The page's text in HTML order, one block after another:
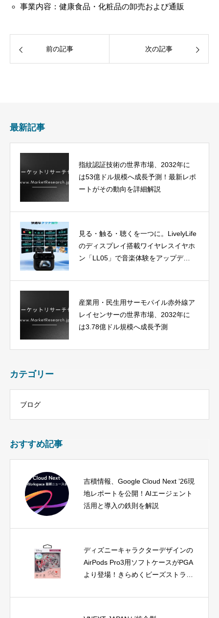
事業内容：健康食品・化粧品の卸売および通販
前の記事 次の記事
最新記事
指紋認証技術の世界市場、2032年に
は53億ドル規模へ成長予測！最新レポ
ートがその動向を詳細解説
見る・触る・聴くを一つに。LivelyLife
のディスプレイ搭載ワイヤレスイヤホ
ン「LL05」で音楽体験をアップデー
産業用・民生用サーモパイル赤外線ア
レイセンサーの世界市場、2032年に
は3.78億ドル規模へ成長予測
カテゴリー
ブログ
おすすめ記事
吉積情報、Google Cloud Next ’26現
地レポートを公開！AIエージェント
活用と導入の鉄則を解説
ディズニーキャラクターデザインの
AirPods Pro3用ソフトケースがPGA
より登場！きらめくビーズストラッ